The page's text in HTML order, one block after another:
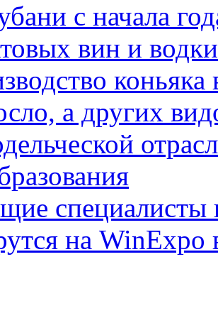
с начала
вин и водки
а других
специалисты
на WinExpo